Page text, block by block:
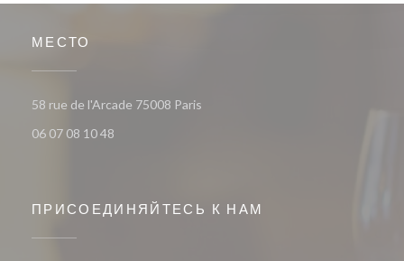
МЕСТО
58 rue de l'Arcade 75008 Paris
06 07 08 10 48
ПРИСОЕДИНЯЙТЕСЬ К НАМ